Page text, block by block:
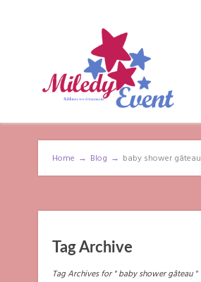
Home → Blog → baby shower gâteau
Tag Archive
Tag Archives for " baby shower gâteau "